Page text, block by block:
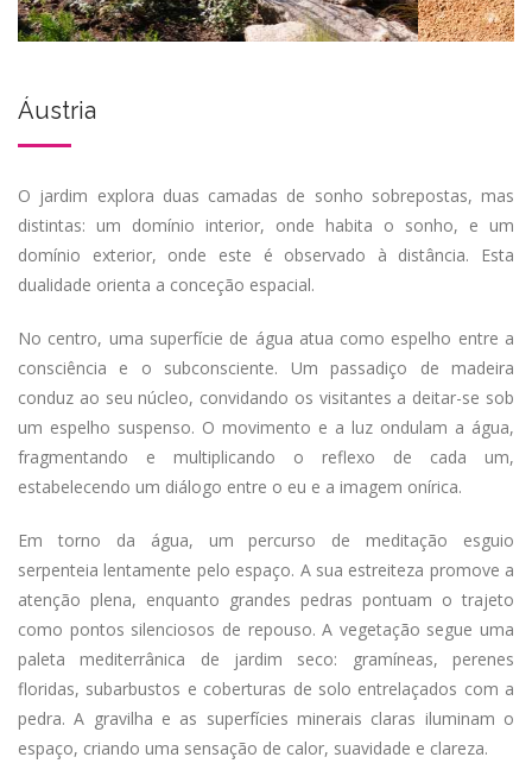
Áustria
O jardim explora duas camadas de sonho sobrepostas, mas
distintas: um domínio interior, onde habita o sonho, e um
domínio exterior, onde este é observado à distância. Esta
dualidade orienta a conceção espacial.
No centro, uma superfície de água atua como espelho entre a
consciência e o subconsciente. Um passadiço de madeira
conduz ao seu núcleo, convidando os visitantes a deitar-se sob
um espelho suspenso. O movimento e a luz ondulam a água,
fragmentando e multiplicando o reflexo de cada um,
estabelecendo um diálogo entre o eu e a imagem onírica.
Em torno da água, um percurso de meditação esguio
serpenteia lentamente pelo espaço. A sua estreiteza promove a
atenção plena, enquanto grandes pedras pontuam o trajeto
como pontos silenciosos de repouso. A vegetação segue uma
paleta mediterrânica de jardim seco: gramíneas, perenes
floridas, subarbustos e coberturas de solo entrelaçados com a
pedra. A gravilha e as superfícies minerais claras iluminam o
espaço, criando uma sensação de calor, suavidade e clareza.